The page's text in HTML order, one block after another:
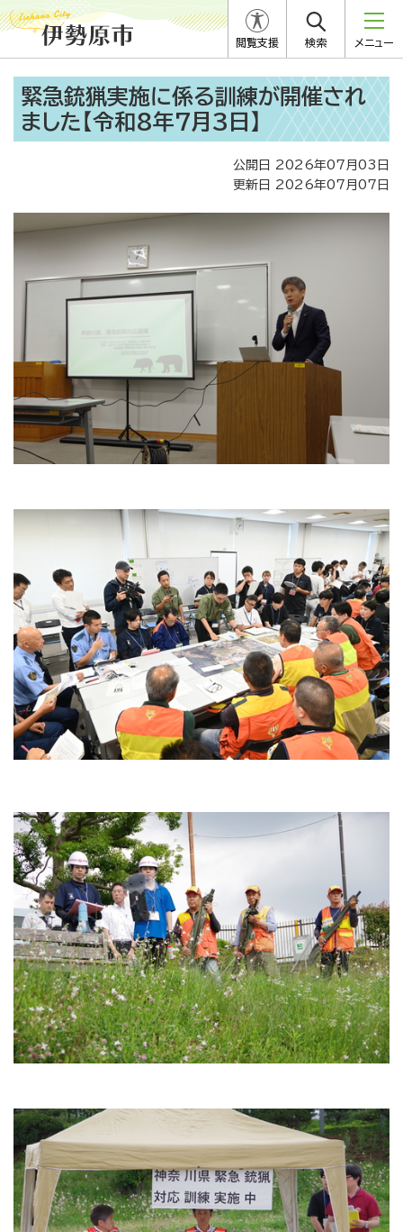
閲覧支援 検索 メニュー
緊急銃猟実施に係る訓練が開催され
ました【令和8年7月3日】
公開日 2026年07月03日
更新日 2026年07月07日